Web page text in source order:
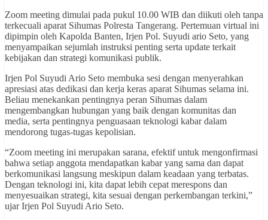
Zoom meeting dimulai pada pukul 10.00 WIB dan diikuti oleh tanpa
terkecuali aparat Sihumas Polresta Tangerang. Pertemuan virtual ini
dipimpin oleh Kapolda Banten, Irjen Pol. Suyudi ario Seto, yang
menyampaikan sejumlah instruksi penting serta update terkait
kebijakan dan strategi komunikasi publik.
Irjen Pol Suyudi Ario Seto membuka sesi dengan menyerahkan
apresiasi atas dedikasi dan kerja keras aparat Sihumas selama ini.
Beliau menekankan pentingnya peran Sihumas dalam
mengembangkan hubungan yang baik dengan komunitas dan
media, serta pentingnya penguasaan teknologi kabar dalam
mendorong tugas-tugas kepolisian.
“Zoom meeting ini merupakan sarana, efektif untuk mengonfirmasi
bahwa setiap anggota mendapatkan kabar yang sama dan dapat
berkomunikasi langsung meskipun dalam keadaan yang terbatas.
Dengan teknologi ini, kita dapat lebih cepat merespons dan
menyesuaikan strategi, kita sesuai dengan perkembangan terkini,”
ujar Irjen Pol Suyudi Ario Seto.